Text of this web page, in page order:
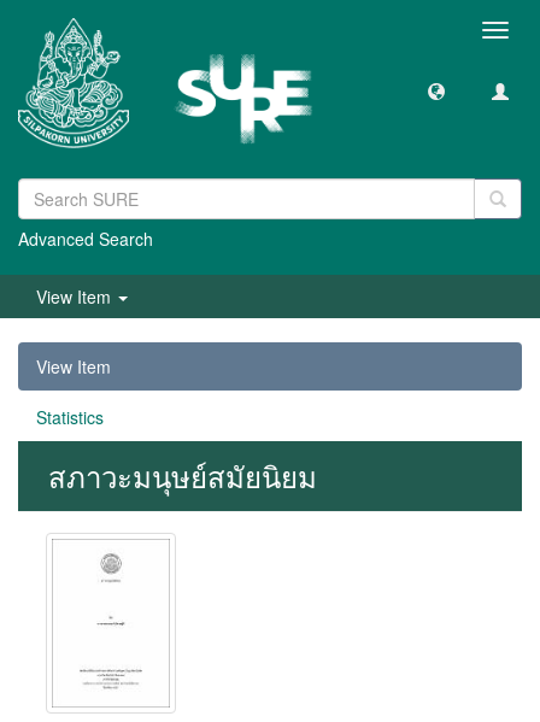
Advanced Search
View Item
View Item
Statistics
สภาวะมนุษย์สมัยนิยม